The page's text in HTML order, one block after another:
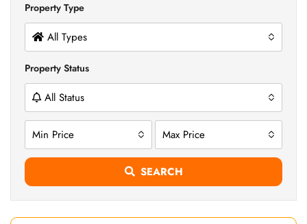
Property Type
All Types
Property Status
All Status
Min Price Max Price
SEARCH